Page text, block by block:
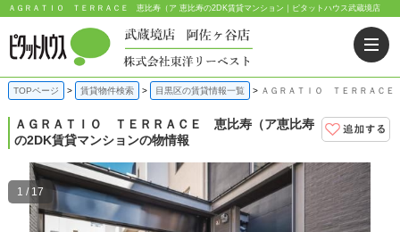
ＡＧＲＡＴＩＯ ＴＥＲＲＡＣＥ 恵比寿（ア 恵比寿の2DK賃貸マンション｜ピタットハウス武蔵境店
TOPページ 賃貸物件検索 目黒区の賃貸情報一覧 ＡＧＲＡＴＩＯ ＴＥＲＲＡＣＥ
ＡＧＲＡＴＩＯ ＴＥＲＲＡＣＥ 恵比寿（ア恵比寿
の2DK賃貸マンションの物情報
1 / 17